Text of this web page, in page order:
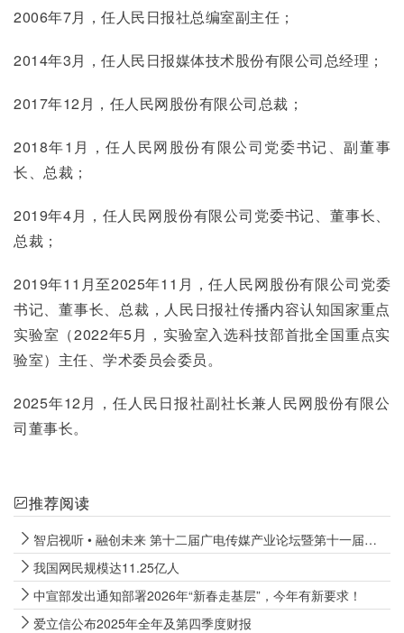
2006年7月，任人民日报社总编室副主任；
2014年3月，任人民日报媒体技术股份有限公司总经理；
2017年12月，任人民网股份有限公司总裁；
2018年1月，任人民网股份有限公司党委书记、副董事
长、总裁；
2019年4月，任人民网股份有限公司党委书记、董事长、
总裁；
2019年11月至2025年11月，任人民网股份有限公司党委
书记、董事长、总裁，人民日报社传播内容认知国家重点
实验室（2022年5月，实验室入选科技部首批全国重点实
验室）主任、学术委员会委员。
2025年12月，任人民日报社副社长兼人民网股份有限公
司董事长。
推荐阅读
智启视听 • 融创未来 第十二届广电传媒产业论坛暨第十一届广播电视紫金论坛在宁开幕
我国网民规模达11.25亿人
中宣部发出通知部署2026年“新春走基层”，今年有新要求！
爱立信公布2025年全年及第四季度财报